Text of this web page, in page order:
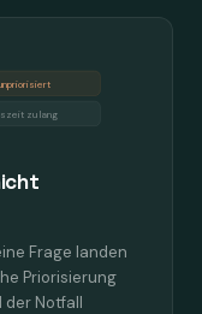
zu lang
Frage landen
Priorisierung
Notfall